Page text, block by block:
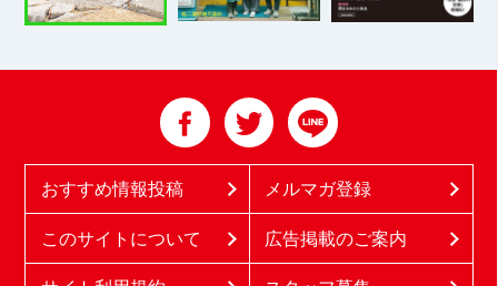
おすすめ情報投稿 メルマガ登録
このサイトについて 広告掲載のご案内